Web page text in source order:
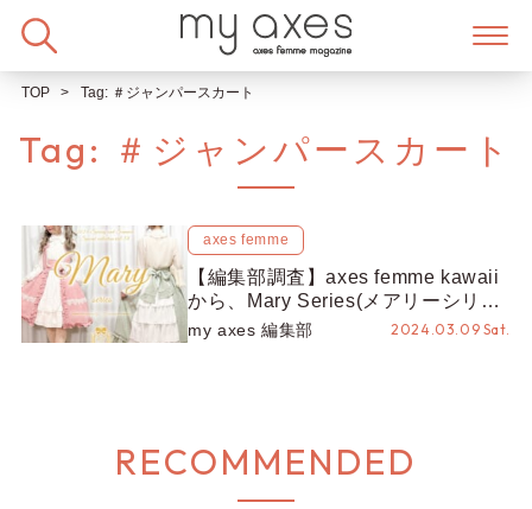
TOP Tag: ＃ジャンパースカート
Tag: ＃ジャンパースカート
axes femme
【編集部調査】axes femme kawaii
から、Mary Series(メアリーシリー
ズ)が新登場！
my axes 編集部 2024.03.09 Sat.
RECOMMENDED